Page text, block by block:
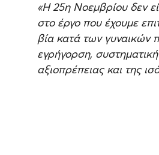
«Η 25η Νοεμβρίου δεν
στο έργο που έχουμε
βία κατά των γυναικών
εγρήγορση,
αξιοπρέπειας και της